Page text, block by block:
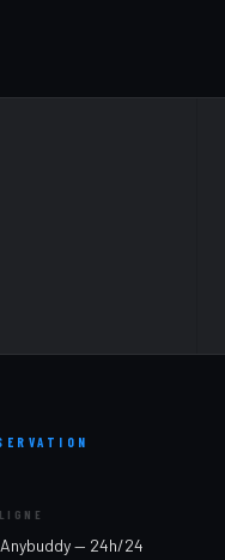
— 24h/24